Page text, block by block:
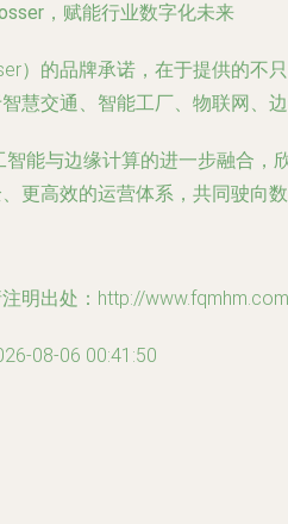
，赋能行业数字化未来
）的品牌承诺，在于提供的不
慧交通、智能工厂、物联网、
智能与边缘计算的进一步融合
更高效的运营体系，共同驶向
明出处：http://
08-06 00:41:50